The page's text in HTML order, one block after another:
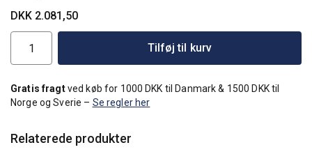
DKK 2.081,50
Tilføj til kurv
Gratis fragtved køb for 1000 DKK til Danmark & 1500 DKK til
Norge og Sverie – Se regler her
Relaterede produkter